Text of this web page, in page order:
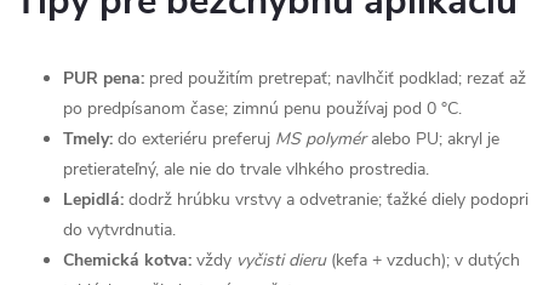
PUR pena: pred použitím pretrepať; navlhčiť podklad; rezať až
po predpísanom čase; zimnú penu používaj pod 0 °C.
Tmely: do exteriéru preferuj MS polyméralebo PU; akryl je
pretierateľný, ale nie do trvale vlhkého prostredia.
Lepidlá: dodrž hrúbku vrstvy a odvetranie; ťažké diely podopri
do vytvrdnutia.
Chemická kotva: vždy vyčisti dieru(kefa + vzduch); v dutých